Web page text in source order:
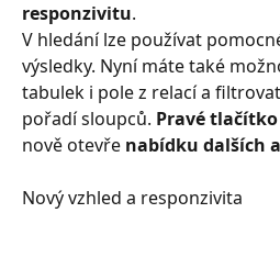
responzivitu.
V hledání lze používat
výsledky. Nyní máte také
tabulek i pole z relací a
pořadí sloupců. Pravé tlačítko
nově otevře nabídku dalších
Nový vzhled a responzivita